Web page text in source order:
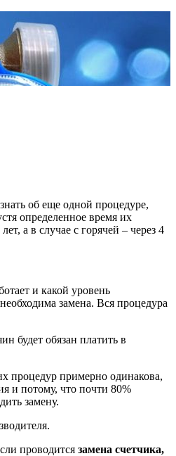
об еще одной процедуре,
определенное время их
а в случае с горячей – через 4
и какой уровень
замена. Вся процедура
будет обязан платить в
процедур примерно одинакова,
и потому, что почти 80%
замену.
проводится замена счетчика,